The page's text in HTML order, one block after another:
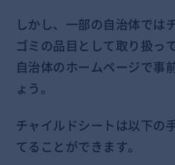
しかし、一部の自治体では
ゴミの品目として取り扱っ
自治体のホームページで事
ょう。
チャイルドシートは以下の
てることができます。